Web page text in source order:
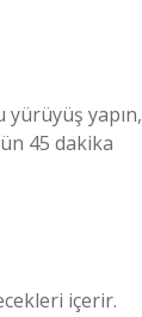
yürüyüş yapın,
45 dakika
içerir.